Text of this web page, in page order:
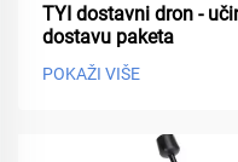
TYI dostavni dron -
dostavu paketa
POKAŽI VIŠE